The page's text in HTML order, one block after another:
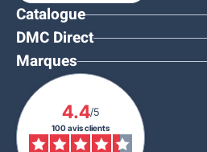
Catalogue
DMC Direct
Marques
4.4/5
100 avis clients